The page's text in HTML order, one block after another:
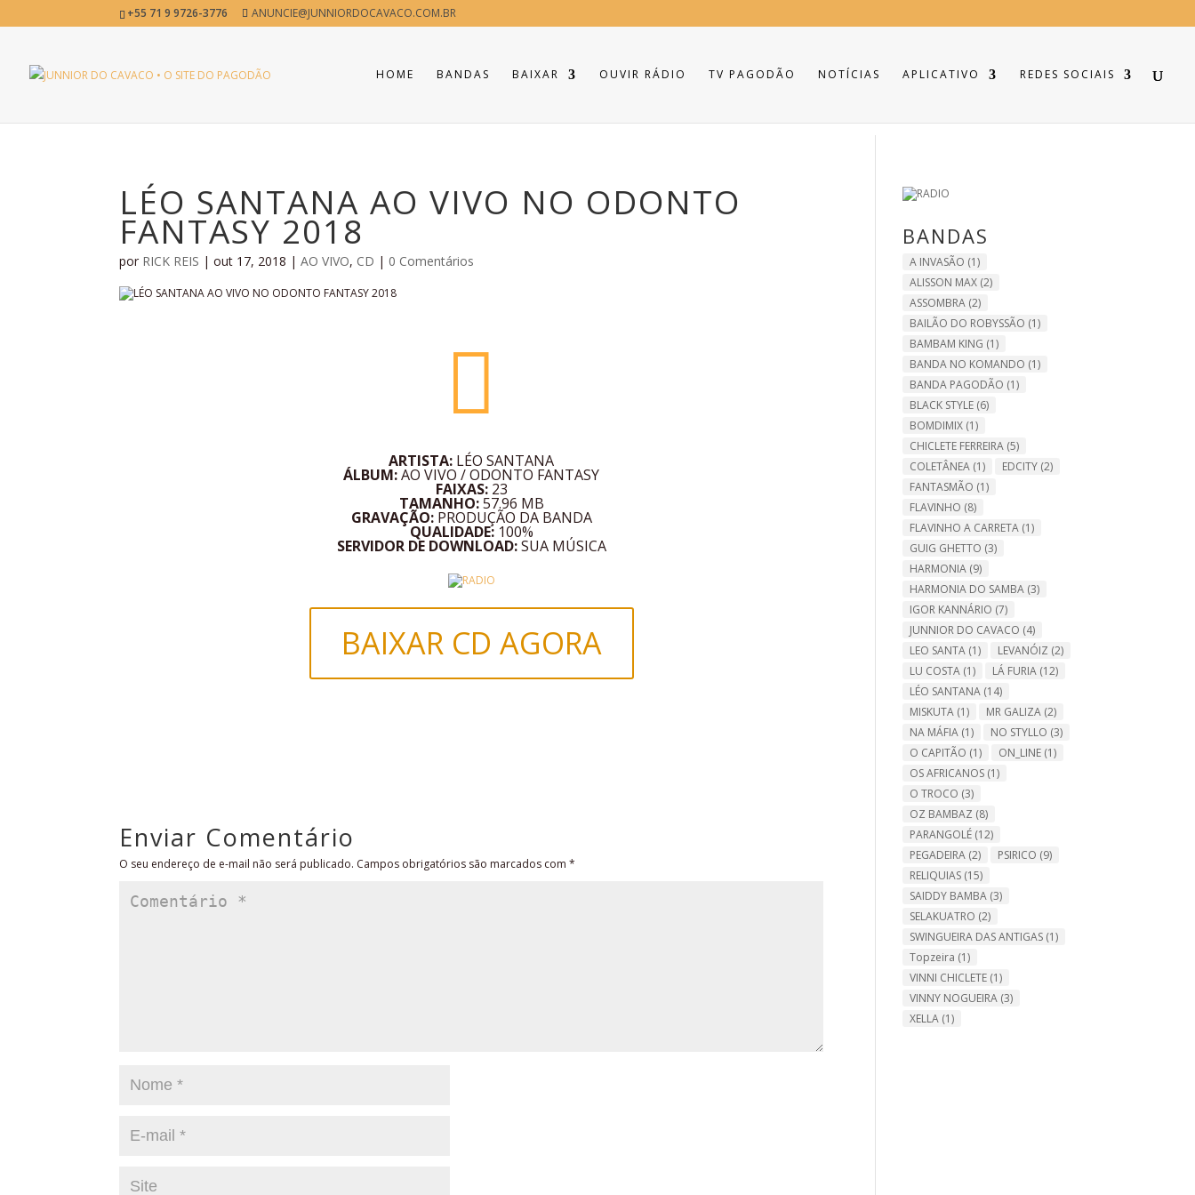
+55 71 9 9726-3776 ANUNCIE@JUNNIORDOCAVACO.COM.BR
HOME BANDAS BAIXAR OUVIR RÁDIO TV PAGODÃO NOTÍCIAS APLICATIVO REDES SOCIAIS
LÉO SANTANA AO VIVO NO ODONTO
FANTASY 2018
por RICK REIS |out 17, 2018 |AO VIVO, CD | 0 Comentários

ARTISTA: LÉO SANTANA
ÁLBUM:AO VIVO / ODONTO FANTASY
FAIXAS: 23
TAMANHO:57.96 MB
GRAVAÇÃO: PRODUÇÃO DA BANDA
QUALIDADE: 100%
SERVIDOR DE DOWNLOAD:SUA MÚSICA
BAIXAR CD AGORA
Enviar Comentário
O seu endereço de e-mail não será publicado. Campos obrigatórios são marcados com*
BANDAS
A INVASÃO (1)
ALISSON MAX (2)
ASSOMBRA (2)
BAILÃO DO ROBYSSÃO (1)
BAMBAM KING (1)
BANDA NO KOMANDO (1)
BANDA PAGODÃO (1)
BLACK STYLE (6)
BOMDIMIX (1)
CHICLETE FERREIRA (5)
COLETÂNEA (1) EDCITY (2)
FANTASMÃO (1)
FLAVINHO (8)
FLAVINHO A CARRETA (1)
GUIG GHETTO (3)
HARMONIA (9)
HARMONIA DO SAMBA (3)
IGOR KANNÁRIO (7)
JUNNIOR DO CAVACO (4)
LEO SANTA (1) LEVANÓIZ (2)
LU COSTA (1) LÁ FURIA (12)
LÉO SANTANA (14)
MISKUTA (1) MR GALIZA (2)
NA MÁFIA (1) NO STYLLO (3)
O CAPITÃO (1) ON_LINE (1)
OS AFRICANOS (1)
O TROCO (3)
OZ BAMBAZ (8)
PARANGOLÉ (12)
PEGADEIRA (2) PSIRICO (9)
RELIQUIAS (15)
SAIDDY BAMBA (3)
SELAKUATRO (2)
SWINGUEIRA DAS ANTIGAS (1)
Topzeira (1)
VINNI CHICLETE (1)
VINNY NOGUEIRA (3)
XELLA (1)